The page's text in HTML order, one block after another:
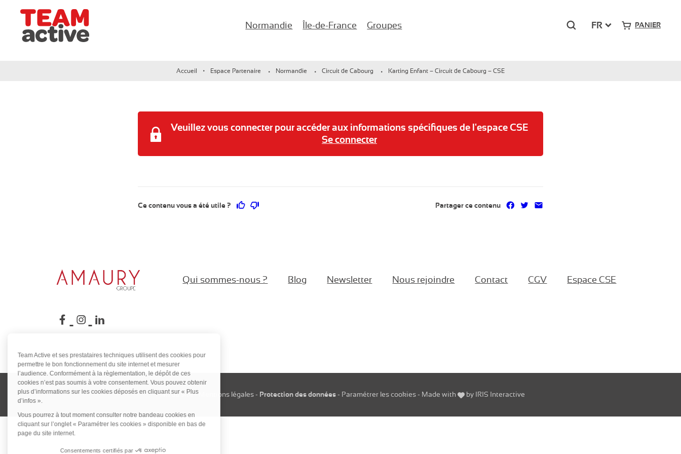
Normandie
Circuit de Cabourg
Île-de-France
Château de Chantilly CSE
Groupes Rechercher
FR PANIER
Accueil Espace Partenaire Normandie Circuit de Cabourg Karting Enfant – Circuit de Cabourg – CSE
Veuillez vous connecter pour accéder aux informations spécifiques de l'espace CSE
Se connecter
Ce contenu vous a été utile ? Ce contenu vous a été utile Partager ce contenu Partager sur Facebook
Partager sur Twitter
Qui sommes-nous ? Blog Newsletter Nous rejoindre Contact CGV Espace CSE
Suivez-nous sur Facebook
Suivez-nous sur Instagram
Plan du site- Mentions légales - Protection des données - Paramétrer les cookies - Made with by IRIS Interactive
Team Active et ses prestataires techniques utilisent des cookies pour
permettre le bon fonctionnement du site internet et mesurer
l’audience. Conformément à la règlementation, le dépôt de ces
cookies n’est pas soumis à votre consentement. Vous pouvez obtenir
plus d’informations sur les cookies déposés en cliquant sur « Plus
d’infos ».
Vous pourrez à tout moment consulter notre bandeau cookies en
cliquant sur l’onglet « Paramétrer les cookies » disponible en bas de
page du site internet.
Consentements certifiés par